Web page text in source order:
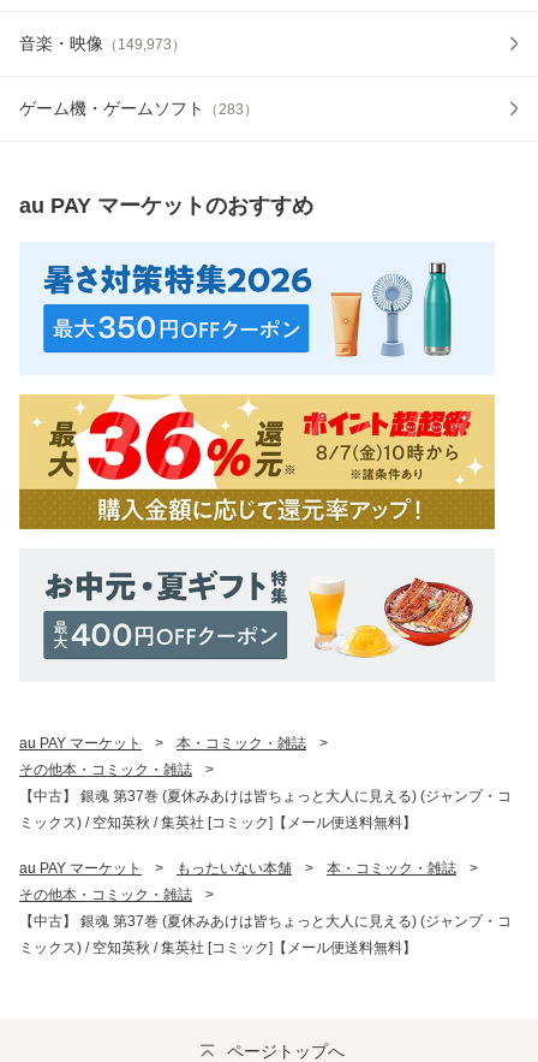
音楽・映像 （ 149,973 ）
ゲーム機・ゲームソフト （283 ）
au PAY マーケットのおすすめ
au PAY マーケット > 本・コミック・雑誌
>
その他本・コミック・雑誌
>
【中古】 銀魂 第37巻 (夏休みあけは皆ちょっと大人に見える) (ジャンプ・コ
ミックス) / 空知英秋 / 集英社 [コミック]【メール便送料無料】
au PAY マーケット > もったいない本舗 > 本・コミック・雑誌
>
その他本・コミック・雑誌
>
【中古】 銀魂 第37巻 (夏休みあけは皆ちょっと大人に見える) (ジャンプ・コ
ミックス) / 空知英秋 / 集英社 [コミック]【メール便送料無料】
ページトップへ